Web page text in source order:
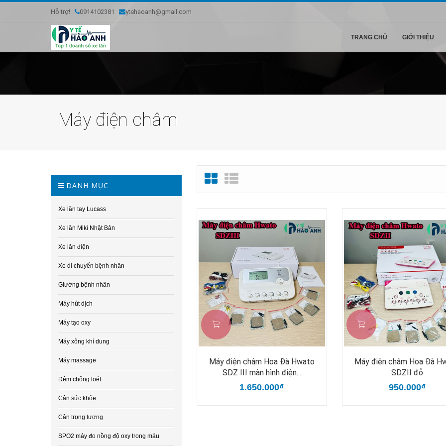
Hỗ trợ! 0914102381 ytehaoanh@gmail.com
TRANG CHỦ GIỚI THIỆU
Máy điện châm
DANH MỤC
Xe lăn tay Lucass
Xe lăn Miki Nhật Bản
Xe lăn điện
Xe di chuyển bệnh nhân
Giường bệnh nhân
Máy hút dịch
Máy tạo oxy
Máy xông khí dung
Máy massage
Đệm chống loét
Cân sức khỏe
Cân trọng lượng
SPO2 máy đo nồng độ oxy trong máu
Máy điện châm Hoa Đà Hwato
SDZ III màn hình điện...
1.650.000₫
Máy điện châm Hoa Đà
SDZII đỏ
950.000₫